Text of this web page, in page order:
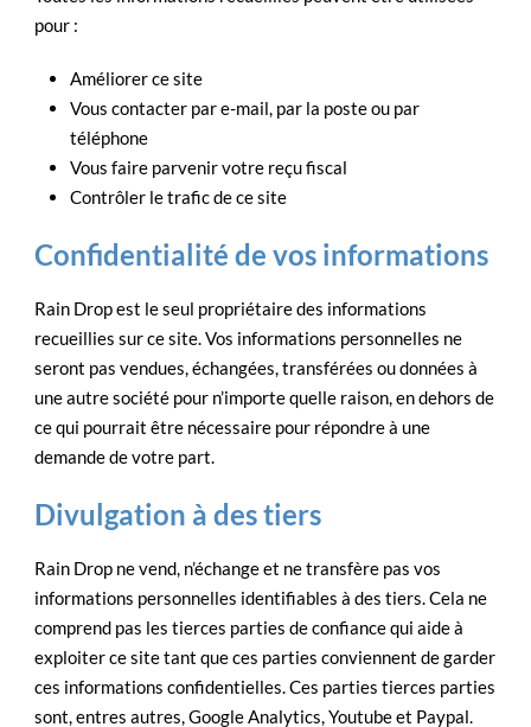
pour :
Améliorer ce site
Vous contacter par e-mail, par la poste ou par
téléphone
Vous faire parvenir votre reçu fiscal
Contrôler le trafic de ce site
Confidentialité de vos informations
Rain Drop est le seul propriétaire des informations
recueillies sur ce site. Vos informations personnelles ne
seront pas vendues, échangées, transférées ou données à
une autre société pour n’importe quelle raison, en dehors de
ce qui pourrait être nécessaire pour répondre à une
demande de votre part.
Divulgation à des tiers
Rain Drop ne vend, n’échange et ne transfère pas vos
informations personnelles identifiables à des tiers. Cela ne
comprend pas les tierces parties de confiance qui aide à
exploiter ce site tant que ces parties conviennent de garder
ces informations confidentielles. Ces parties tierces parties
sont, entres autres, Google Analytics, Youtube et Paypal.